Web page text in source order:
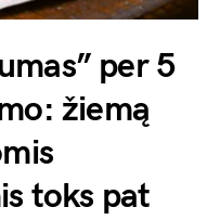
per 5
žiemą
toks pat